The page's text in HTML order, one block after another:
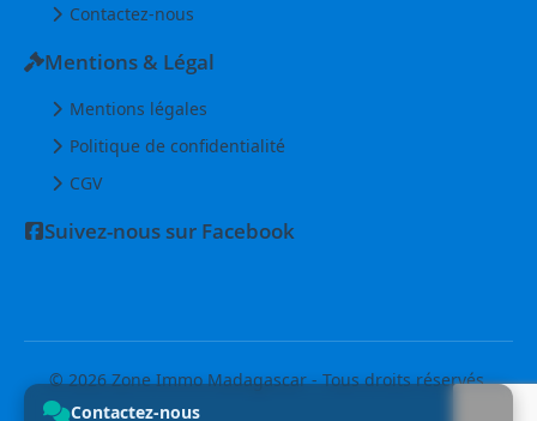
Contactez-nous
Mentions & Légal
Mentions légales
Politique de confidentialité
CGV
Suivez-nous sur Facebook
© 2026 Zone Immo Madagascar - Tous droits réservés.
Contactez-nous